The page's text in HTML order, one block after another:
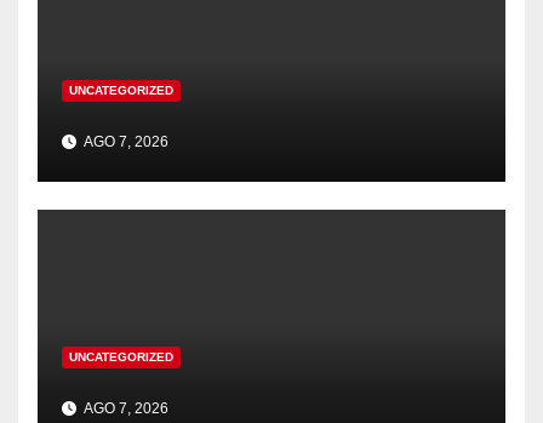
UNCATEGORIZED
AGO 7, 2026
UNCATEGORIZED
AGO 7, 2026